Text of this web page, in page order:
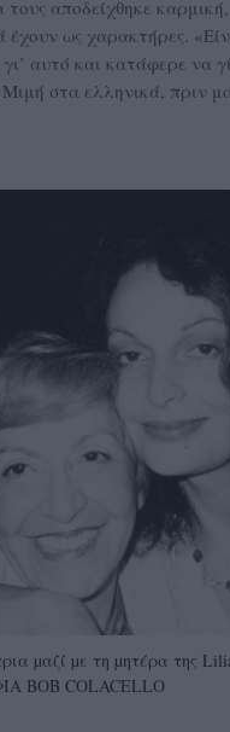
τους αποδείχθηκε
έχουν ως χαρακτήρες.
αυτό και κατάφερε να
στα ελληνικά, πριν
µαζί µε τη µητέρα της
BOB COLACELLO